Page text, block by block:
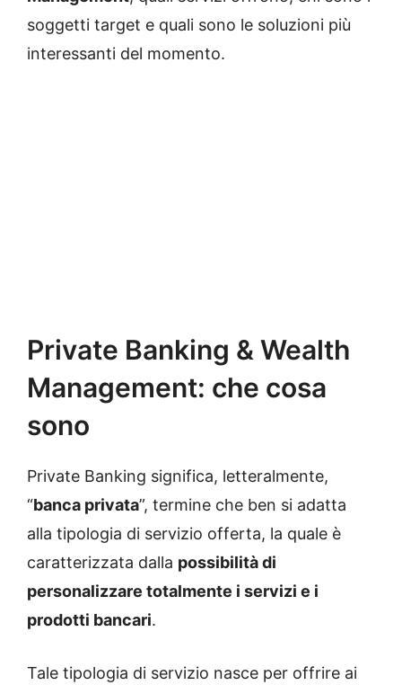
soggetti target e quali sono le soluzioni più
interessanti del momento.
Private Banking & Wealth
Management: che cosa
sono
Private Banking significa, letteralmente,
“banca privata”, termine che ben si adatta
alla tipologia di servizio offerta, la quale è
caratterizzata dalla possibilità di
personalizzare totalmente i servizi e i
prodotti bancari.
Tale tipologia di servizio nasce per offrire ai